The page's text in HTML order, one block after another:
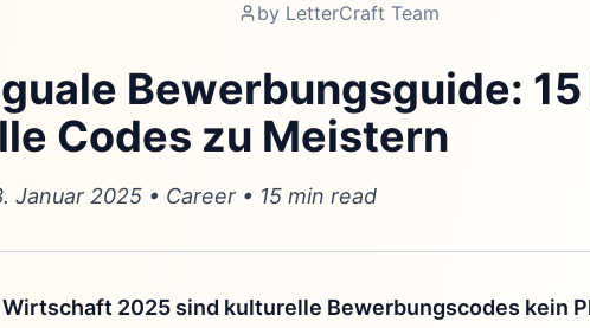
by LetterCraft Team
Bewerbungsguide: 15
Codes zu Meistern
Januar 2025 • Career • 15 min read
2025 sind kulturelle Bewerbungscodes kein